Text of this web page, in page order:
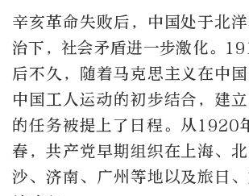
辛亥革命失败后，中国处于北
治下，社会矛盾进一步激化。
后不久，随着马克思主义在中
中国工人运动的初步结合，建
的任务被提上了日程。从1920
春，共产党早期组织在上海、
沙、济南、广州等地以及旅日